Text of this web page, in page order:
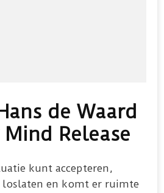
de Waard
Release
kunt accepteren,
en komt er ruimte